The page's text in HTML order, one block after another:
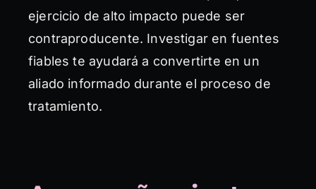
ejercicio de alto impacto puede ser
contraproducente. Investigar en fuentes
fiables te ayudará a convertirte en un
aliado informado durante el proceso de
tratamiento.